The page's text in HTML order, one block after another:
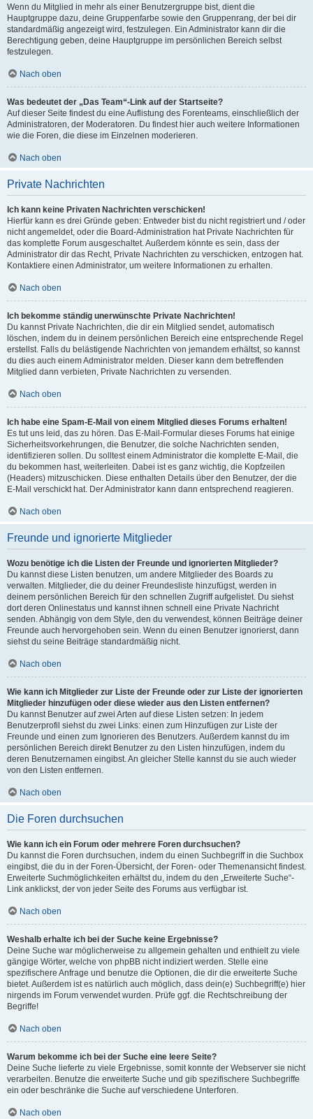
Wenn du Mitglied in mehr als einer Benutzergruppe bist, dient die
Hauptgruppe dazu, deine Gruppenfarbe sowie den Gruppenrang, der bei dir
standardmäßig angezeigt wird, festzulegen. Ein Administrator kann dir die
Berechtigung geben, deine Hauptgruppe im persönlichen Bereich selbst
festzulegen.
Nach oben
Was bedeutet der „Das Team“-Link auf der Startseite?
Auf dieser Seite findest du eine Auflistung des Forenteams, einschließlich der
Administratoren, der Moderatoren. Du findest hier auch weitere Informationen
wie die Foren, die diese im Einzelnen moderieren.
Nach oben
Private Nachrichten
Ich kann keine Privaten Nachrichten verschicken!
Hierfür kann es drei Gründe geben: Entweder bist du nicht registriert und / oder
nicht angemeldet, oder die Board-Administration hat Private Nachrichten für
das komplette Forum ausgeschaltet. Außerdem könnte es sein, dass der
Administrator dir das Recht, Private Nachrichten zu verschicken, entzogen hat.
Kontaktiere einen Administrator, um weitere Informationen zu erhalten.
Nach oben
Ich bekomme ständig unerwünschte Private Nachrichten!
Du kannst Private Nachrichten, die dir ein Mitglied sendet, automatisch
löschen, indem du in deinem persönlichen Bereich eine entsprechende Regel
erstellst. Falls du belästigende Nachrichten von jemandem erhältst, so kannst
du dies auch einem Administrator melden. Dieser kann dem betreffenden
Mitglied dann verbieten, Private Nachrichten zu versenden.
Nach oben
Ich habe eine Spam-E-Mail von einem Mitglied dieses Forums erhalten!
Es tut uns leid, das zu hören. Das E-Mail-Formular dieses Forums hat einige
Sicherheitsvorkehrungen, die Benutzer, die solche Nachrichten senden,
identifizieren sollen. Du solltest einem Administrator die komplette E-Mail, die
du bekommen hast, weiterleiten. Dabei ist es ganz wichtig, die Kopfzeilen
(Headers) mitzuschicken. Diese enthalten Details über den Benutzer, der die
E-Mail verschickt hat. Der Administrator kann dann entsprechend reagieren.
Nach oben
Freunde und ignorierte Mitglieder
Wozu benötige ich die Listen der Freunde und ignorierten Mitglieder?
Du kannst diese Listen benutzen, um andere Mitglieder des Boards zu
verwalten. Mitglieder, die du deiner Freundesliste hinzufügst, werden in
deinem persönlichen Bereich für den schnellen Zugriff aufgelistet. Du siehst
dort deren Onlinestatus und kannst ihnen schnell eine Private Nachricht
senden. Abhängig von dem Style, den du verwendest, können Beiträge deiner
Freunde auch hervorgehoben sein. Wenn du einen Benutzer ignorierst, dann
siehst du seine Beiträge standardmäßig nicht.
Nach oben
Wie kann ich Mitglieder zur Liste der Freunde oder zur Liste der ignorierten
Mitglieder hinzufügen oder diese wieder aus den Listen entfernen?
Du kannst Benutzer auf zwei Arten auf diese Listen setzen: In jedem
Benutzerprofil siehst du zwei Links: einen zum Hinzufügen zur Liste der
Freunde und einen zum Ignorieren des Benutzers. Außerdem kannst du im
persönlichen Bereich direkt Benutzer zu den Listen hinzufügen, indem du
deren Benutzernamen eingibst. An gleicher Stelle kannst du sie auch wieder
von den Listen entfernen.
Nach oben
Die Foren durchsuchen
Wie kann ich ein Forum oder mehrere Foren durchsuchen?
Du kannst die Foren durchsuchen, indem du einen Suchbegriff in die Suchbox
eingibst, die du in der Foren-Übersicht, der Foren- oder Themenansicht findest.
Erweiterte Suchmöglichkeiten erhältst du, indem du den „Erweiterte Suche“-
Link anklickst, der von jeder Seite des Forums aus verfügbar ist.
Nach oben
Weshalb erhalte ich bei der Suche keine Ergebnisse?
Deine Suche war möglicherweise zu allgemein gehalten und enthielt zu viele
gängige Wörter, welche von phpBB nicht indiziert werden. Stelle eine
spezifischere Anfrage und benutze die Optionen, die dir die erweiterte Suche
bietet. Außerdem ist es natürlich auch möglich, dass dein(e) Suchbegriff(e) hier
nirgends im Forum verwendet wurden. Prüfe ggf. die Rechtschreibung der
Begriffe!
Nach oben
Warum bekomme ich bei der Suche eine leere Seite?
Deine Suche lieferte zu viele Ergebnisse, somit konnte der Webserver sie nicht
verarbeiten. Benutze die erweiterte Suche und gib spezifischere Suchbegriffe
ein oder beschränke die Suche auf verschiedene Unterforen.
Nach oben